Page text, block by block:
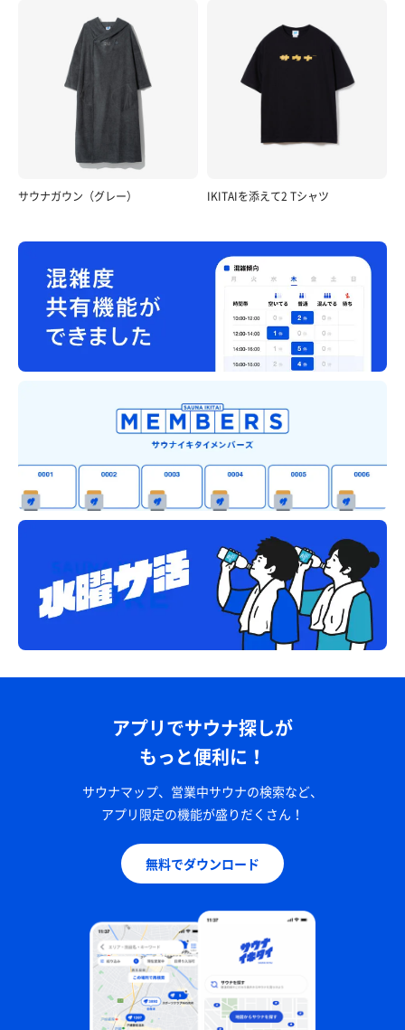
サウナガウン（グレー） IKITAIを添えて2 Tシャツ
アプリでサウナ探しが
もっと便利に！
サウナマップ、営業中サウナの検索など、
アプリ限定の機能が盛りだくさん！
無料でダウンロード